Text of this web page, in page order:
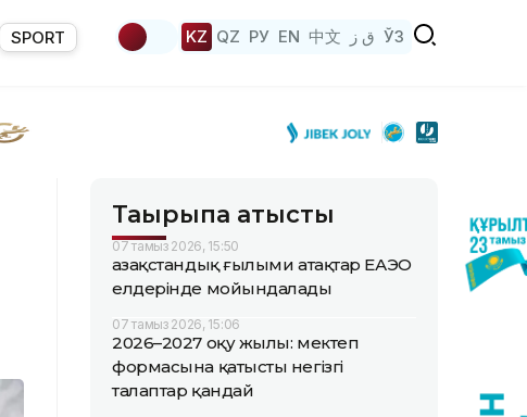
SPORT KZ QZ РУ EN 中文 ق ز ЎЗ
Тақырыпқа қатысты
07 тамыз 2026, 15:50
Қазақстандық ғылыми атақтар ЕАЭО
елдерінде мойындалады
07 тамыз 2026, 15:06
2026–2027 оқу жылы: мектеп
формасына қатысты негізгі
талаптар қандай